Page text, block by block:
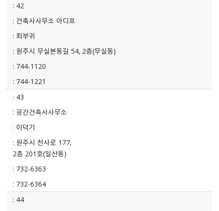
42
건축사사무소 아디프
최부귀
원주시 무실본동길 54, 2층(무실동)
744-1120
744-1221
43
공간건축사사무소
이덕기
원주시 천사로 177,
2층 201호(일산동)
732-6363
732-6364
44